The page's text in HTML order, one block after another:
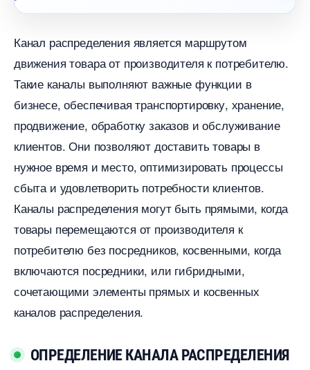
Канал распределения является маршрутом
движения товара от производителя к потребителю.​
Такие каналы выполняют важные функции
изнесе, обеспечивая транспортировку, хранение,
продвижение, обработку заказов и обслуживание
клиентов.​ Они позволяют доставить товары
нужное время и место, оптимизировать процессы
сбыта и удовлетворить потребности клиентов.​
Каналы распределения могут быть прямыми, когда
товары перемещаются от производителя к
потребителю без посредников, косвенными, когда
ключаются посредники, или гибридными,
сочетающими элементы прямых и косвенных
каналов распределения.​
ОПРЕДЕЛЕНИЕ КАНАЛА РАСПРЕДЕЛЕНИЯ